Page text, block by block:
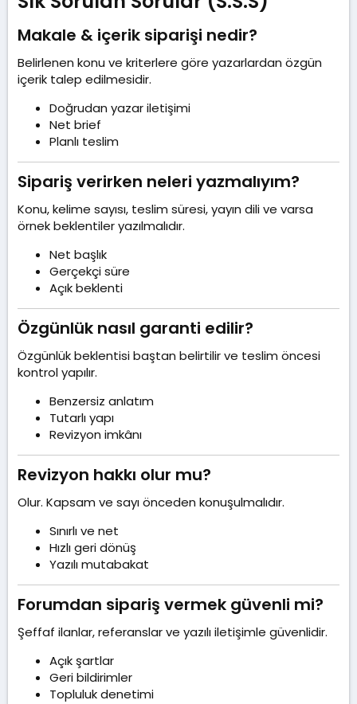
Makale & içerik siparişi nedir?​
Belirlenen konu ve kriterlere göre yazarlardan özgün
içerik talep edilmesidir.
Doğrudan yazar iletişimi
Net brief
Planlı teslim
Sipariş verirken neleri yazmalıyım?​
Konu, kelime sayısı, teslim süresi, yayın dili ve varsa
örnek beklentiler yazılmalıdır.
Net başlık
Gerçekçi süre
Açık beklenti
Özgünlük nasıl garanti edilir?​
Özgünlük beklentisi baştan belirtilir ve teslim öncesi
kontrol yapılır.
Benzersiz anlatım
Tutarlı yapı
Revizyon imkânı
Revizyon hakkı olur mu?​
Olur. Kapsam ve sayı önceden konuşulmalıdır.
Sınırlı ve net
Hızlı geri dönüş
Yazılı mutabakat
Forumdan sipariş vermek güvenli mi?​
Şeffaf ilanlar, referanslar ve yazılı iletişimle güvenlidir.
Açık şartlar
Geri bildirimler
Topluluk denetimi